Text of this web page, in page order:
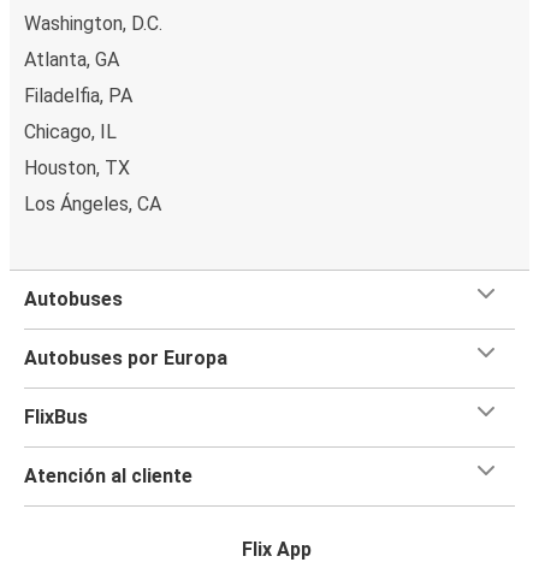
Washington, D.C.
Atlanta, GA
Filadelfia, PA
Chicago, IL
Houston, TX
Los Ángeles, CA
Autobuses
Autobuses por Europa
FlixBus
Atención al cliente
Flix App